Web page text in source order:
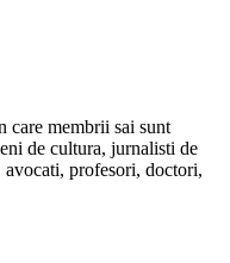
care membrii sai sunt
de cultura, jurnalisti de
profesori, doctori,